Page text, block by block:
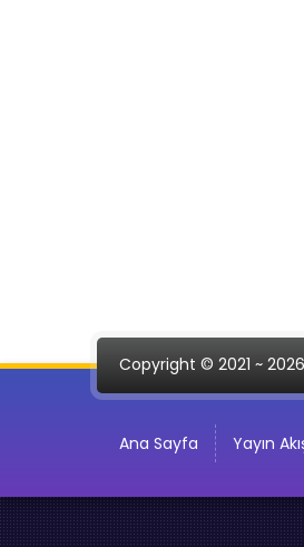
Copyright © 2021 ~
Ana Sayfa Yayın